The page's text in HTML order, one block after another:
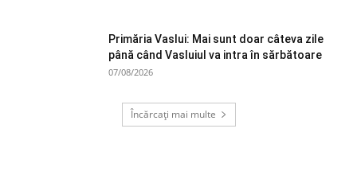
Primăria Vaslui: Mai sunt doar câteva zile
până când Vasluiul va intra în sărbătoare
07/08/2026
Încărcați mai multe